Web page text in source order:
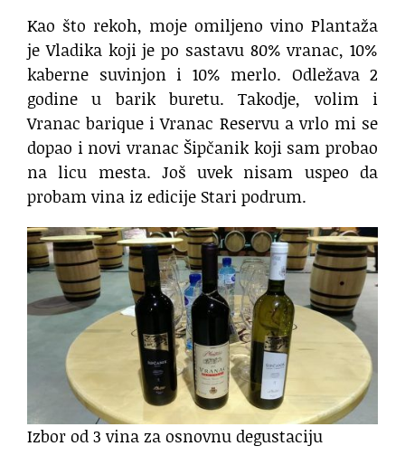
Kao što rekoh, moje omiljeno vino Plantaža
je Vladika koji je po sastavu 80% vranac, 10%
kaberne suvinjon i 10% merlo. Odležava 2
godine u barik buretu. Takodje, volim i
Vranac barique i Vranac Reservu a vrlo mi se
dopao i novi vranac Šipčanik koji sam probao
na licu mesta. Još uvek nisam uspeo da
probam vina iz edicije Stari podrum.
Izbor od 3 vina za osnovnu degustaciju